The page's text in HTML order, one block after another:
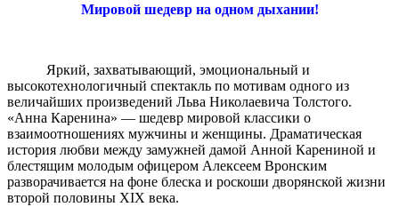
Мировой шедевр на одном дыхании!
Яркий, захватывающий, эмоциональный и
высокотехнологичный спектакль по мотивам одного из
величайших произведений Льва Николаевича Толстого.
«Анна Каренина» — шедевр мировой классики о
взаимоотношениях мужчины и женщины. Драматическая
история любви между замужней дамой Анной Карениной и
блестящим молодым офицером Алексеем Вронским
разворачивается на фоне блеска и роскоши дворянской жизни
второй половины XIX века.